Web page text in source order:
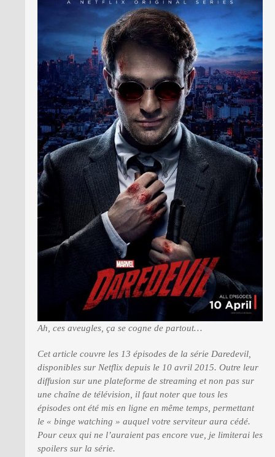
PRESSE
Ah, ces aveugles, ça se cogne de partout…
Cet article couvre les 13 épisodes de la série Daredevil,
disponibles sur Netflix depuis le 10 avril 2015. Outre leur
diffusion sur une plateforme de streaming et non pas sur
une chaîne de télévision, il faut noter que tous les
épisodes ont été mis en ligne en même temps, permettant
le « binge watching » auquel votre serviteur aura cédé.
Pour ceux qui ne l’auraient pas encore vue, je limiterai les
spoilers sur la série.